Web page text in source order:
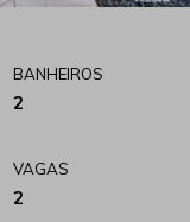
BANHEIROS
2
VAGAS
2